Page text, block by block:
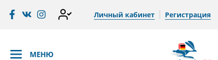
Личный кабинет Регистрация
МЕНЮ